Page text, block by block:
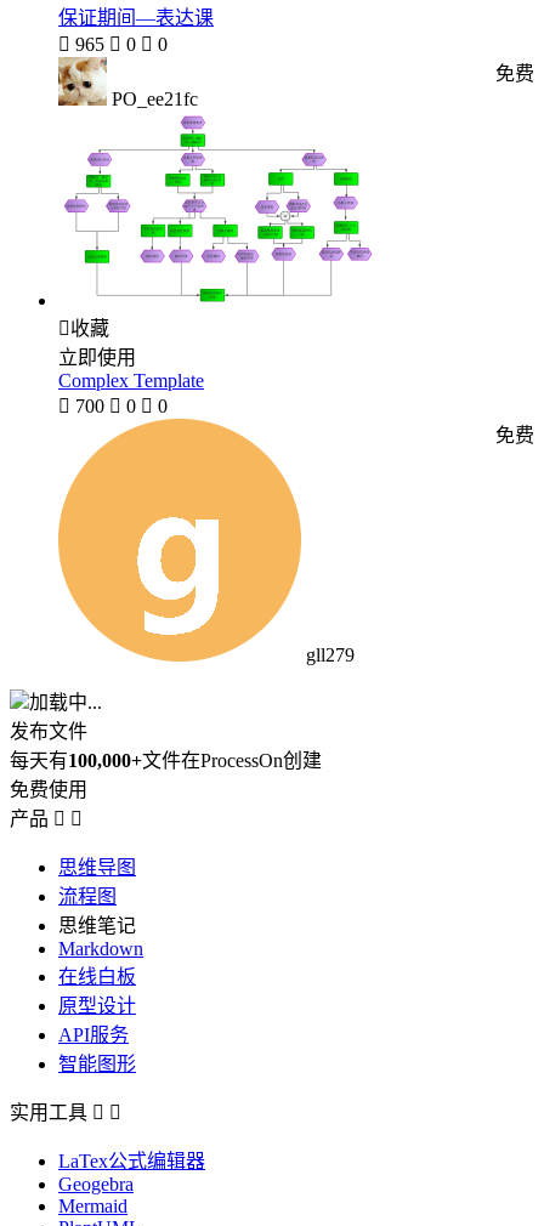
保证期间—表达课
 965  0  0
PO_ee21fc
免费
收藏
立即使用
Complex Template
 700  0  0
gll279
免费
加载中...
发布文件
每天有100,000+文件在ProcessOn创建
免费使用
产品  
思维导图
流程图
思维笔记
Markdown
在线白板
原型设计
API服务
智能图形
实用工具  
LaTex公式编辑器
Geogebra
Mermaid